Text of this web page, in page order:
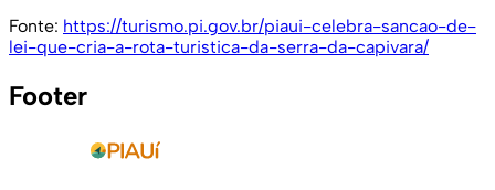
Fonte: https://turismo.pi.gov.br/piaui-celebra-sancao-de-
lei-que-cria-a-rota-turistica-da-serra-da-capivara/
Footer